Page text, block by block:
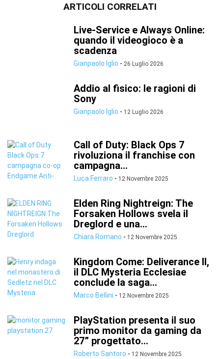
ARTICOLI CORRELATI
Live-Service e Always Online:
quando il videogioco è a
scadenza
Gianpaolo Iglio - 26 Luglio 2026
Addio al fisico: le ragioni di
Sony
Gianpaolo Iglio - 12 Luglio 2026
Call of Duty: Black Ops 7
rivoluziona il franchise con
campagna...
Luca Ferraro - 12 Novembre 2025
Elden Ring Nightreign: The
Forsaken Hollows svela il
Dreglord e una...
Chiara Romano - 12 Novembre 2025
Kingdom Come: Deliverance II,
il DLC Mysteria Ecclesiae
conclude la saga...
Marco Bellini - 12 Novembre 2025
PlayStation presenta il suo
primo monitor da gaming da
27” progettato...
Roberto Santoro - 12 Novembre 2025